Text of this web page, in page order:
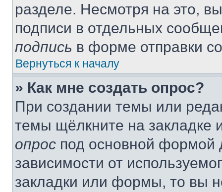
разделе. Несмотря на это,
подписи в отдельных
подпись в форме отправки
Вернуться к началу
» Как мне создать опрос?
При создании темы или
темы щёлкните на
опрос под основной формой
зависимости от
закладки или формы, то вы